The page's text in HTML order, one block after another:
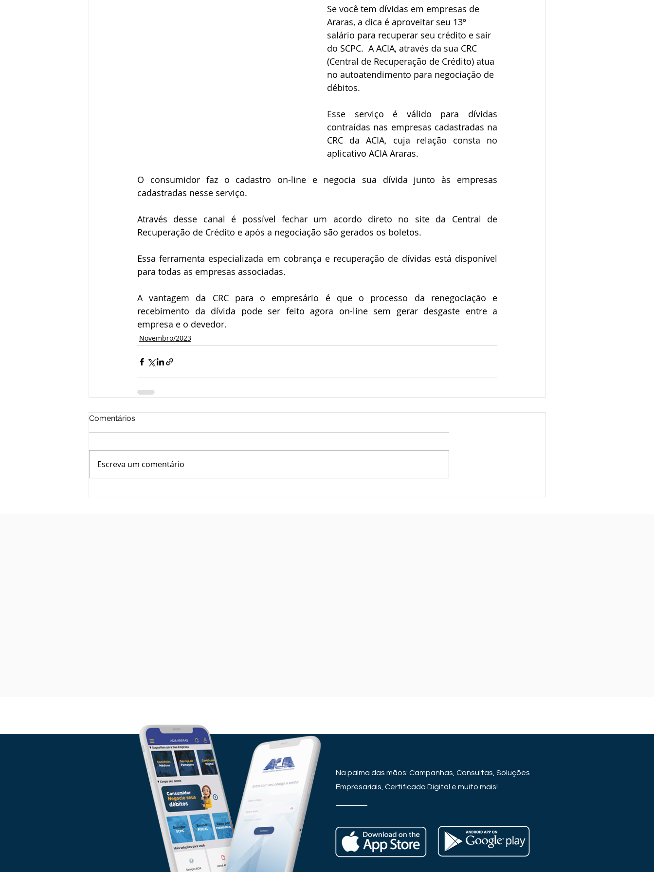
Se você tem dívidas em empresas de
Araras, a dica é aproveitar seu 13º
salário para recuperar seu crédito e sair
do SCPC.  A ACIA, através da sua CRC
(Central de Recuperação de Crédito) atua
no autoatendimento para negociação de
débitos.
Esse serviço é válido para dívidas
contraídas nas empresas cadastradas na
CRC da ACIA, cuja relação consta no
aplicativo ACIA Araras.
O consumidor faz o cadastro on-line e negocia sua dívida junto às empresas
cadastradas nesse serviço.
Através desse canal é possível fechar um acordo direto no site da Central de
Recuperação de Crédito e após a negociação são gerados os boletos.
Essa ferramenta especializada em cobrança e recuperação de dívidas está disponível
para todas as empresas associadas.
A vantagem da CRC para o empresário é que o processo da renegociação e
recebimento da dívida pode ser feito agora on-line sem gerar desgaste entre a
empresa e o devedor.
Novembro/2023
Comentários
Escreva um comentário
Na palma das mãos: Campanhas, Consultas, Soluções
Empresariais, Certificado Digital e muito mais!